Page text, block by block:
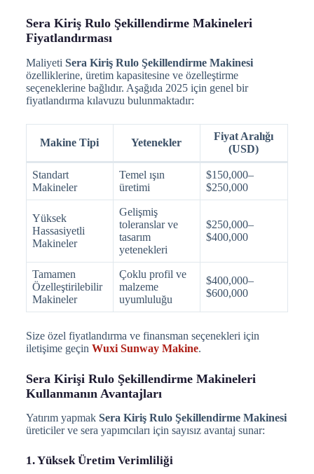
Sera Kiriş Rulo Şekillendirme Makineleri
Fiyatlandırması
Maliyeti Sera Kiriş Rulo Şekillendirme Makinesi
özelliklerine, üretim kapasitesine ve özelleştirme
seçeneklerine bağlıdır. Aşağıda 2025 için genel bir
fiyatlandırma kılavuzu bulunmaktadır:
Makine Tipi Yetenekler
Fiyat Aralığı
(USD)
Standart
Makineler
Temel ışın
üretimi
$150,000–
$250,000
Yüksek
Hassasiyetli
Makineler
Gelişmiş
toleranslar ve
tasarım
yetenekleri
$250,000–
$400,000
Tamamen
Özelleştirilebilir
Makineler
Çoklu profil ve
malzeme
uyumluluğu
$400,000–
$600,000
Size özel fiyatlandırma ve finansman seçenekleri için
iletişime geçin Wuxi Sunway Makine.
Sera Kirişi Rulo Şekillendirme Makineleri
Kullanmanın Avantajları
Yatırım yapmak Sera Kiriş Rulo Şekillendirme Makinesi
üreticiler ve sera yapımcıları için sayısız avantaj sunar:
1. Yüksek Üretim Verimliliği